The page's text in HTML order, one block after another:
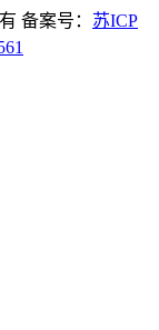
备案号： 苏ICP